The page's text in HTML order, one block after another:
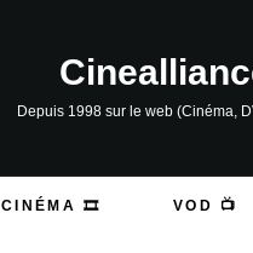
Depuis 1998 sur le web (Cinéma,
CINÉMA 🎞️ VOD 📺